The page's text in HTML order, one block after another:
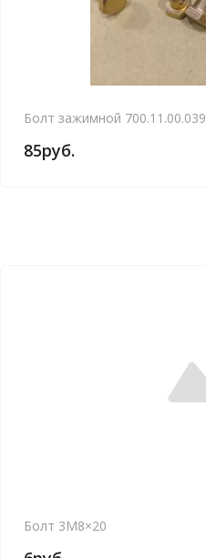
Болт зажимной 700.11.00.039
85руб.
Болт 3М8×20